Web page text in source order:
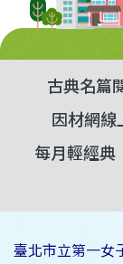
古典名篇
因材網線
每月輕經典
臺北市立第一